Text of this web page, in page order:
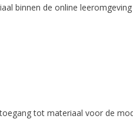
binnen de online
tot materiaal voor de